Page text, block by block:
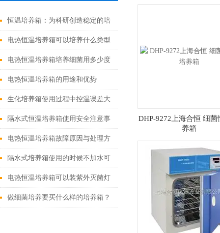
恒温培养箱：为科研创造稳定的培
养环境
电热恒温培养箱可以培养什么类型
的细菌？
电热恒温培养箱培养细菌用多少度
合适？
电热恒温培养箱的用途和优势
生化培养箱使用过程中控温误差大
或有静差是什么问题？
隔水式恒温培养箱使用安全注意事
项
​电热恒温培养箱故障原因与处理方
式：
隔水式培养箱使用的时候不加水可
以吗？
电热恒温培养箱可以装紫外灭菌灯
吗？
做细菌培养要买什么样的培养箱？
DHP-9272上海合恒 细菌
养箱